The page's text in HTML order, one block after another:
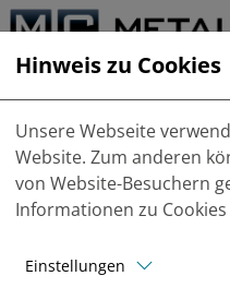
Das sind
Hinweis zu Cookies
Unsere Webseite
Website. Zum anderen
von Website-Besuchern
Informationen zu
Einstellungen